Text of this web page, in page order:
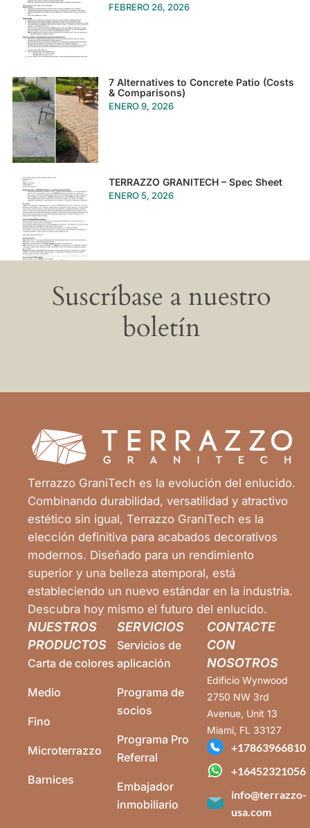
FEBRERO 26, 2026
7 Alternatives to Concrete Patio (Costs
& Comparisons)
ENERO 9, 2026
TERRAZZO GRANITECH – Spec Sheet
ENERO 5, 2026
Suscríbase a nuestro
boletín
Terrazzo GraniTech es la evolución del enlucido.
Combinando durabilidad, versatilidad y atractivo
estético sin igual, Terrazzo GraniTech es la
elección definitiva para acabados decorativos
modernos. Diseñado para un rendimiento
superior y una belleza atemporal, está
estableciendo un nuevo estándar en la industria.
Descubra hoy mismo el futuro del enlucido.
NUESTROS
PRODUCTOS
Carta de colores
Medio
Fino
Microterrazzo
Barnices
SERVICIOS
Servicios de
aplicación
Programa de
socios
Programa Pro
Referral
Embajador
inmobiliario
CONTACTE
CON
NOSOTROS
Edificio Wynwood
2750 NW 3rd
Avenue, Unit 13
Miami, FL 33127
+17863966810
+16452321056
info@terrazzo-
usa.com